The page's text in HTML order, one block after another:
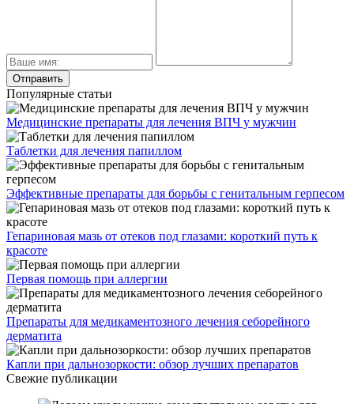
Популярные статьи
Медицинские препараты для лечения ВПЧ у мужчин
Таблетки для лечения папиллом
Эффективные препараты для борьбы с генитальным герпесом
Гепариновая мазь от отеков под глазами: короткий путь к
красоте
Первая помощь при аллергии
Препараты для медикаментозного лечения себорейного
дерматита
Капли при дальнозоркости: обзор лучших препаратов
Свежие публикации